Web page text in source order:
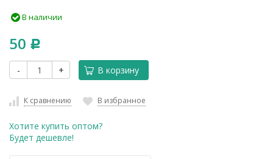
В наличии
50 Р
- + В корзину
К сравнению В избранное
Хотите купить оптом?
Будет дешевле!